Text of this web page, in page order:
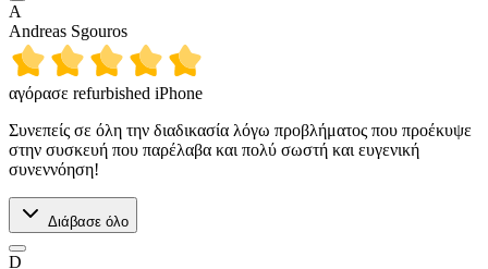
A
Andreas Sgouros
αγόρασε refurbished iPhone
Συνεπείς σε όλη την διαδικασία λόγω προβλήματος που προέκυψε
στην συσκευή που παρέλαβα και πολύ σωστή και ευγενική
συνεννόηση!
Διάβασε όλο
D